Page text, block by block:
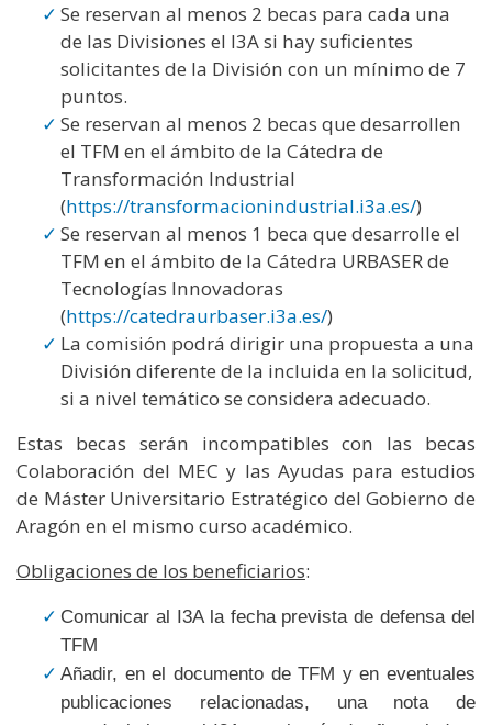
Se reservan al menos 2 becas para cada una
de las Divisiones el I3A si hay suficientes
solicitantes de la División con un mínimo de 7
puntos.
Se reservan al menos 2 becas que desarrollen
el TFM en el ámbito de la Cátedra de
Transformación Industrial
(https://transformacionindustrial.i3a.es/)
Se reservan al menos 1 beca que desarrolle el
TFM en el ámbito de la Cátedra URBASER de
Tecnologías Innovadoras
(https://catedraurbaser.i3a.es/)
La comisión podrá dirigir una propuesta a una
División diferente de la incluida en la solicitud,
si a nivel temático se considera adecuado.
Estas becas serán incompatibles con las becas
Colaboración del MEC y las Ayudas para estudios
de Máster Universitario Estratégico del Gobierno de
Aragón en el mismo curso académico.
Obligaciones de los beneficiarios:
Comunicar al I3A la fecha prevista de defensa del
TFM
Añadir, en el documento de TFM y en eventuales
publicaciones relacionadas, una nota de